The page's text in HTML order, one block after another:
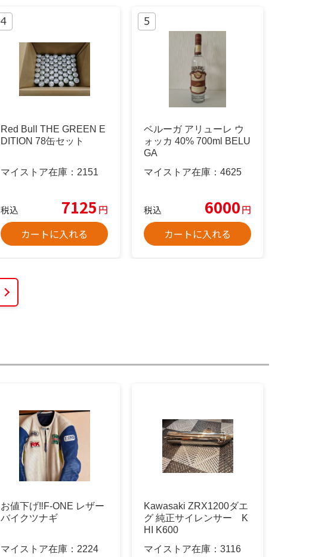
Red Bull THE GREEN E
DITION 78缶セット
マイストア在庫： 2151
税込 7125 円
カートに入れる
ベルーガ アリューレ ウ
ォッカ 40% 700ml BELU
GA
マイストア在庫： 4625
税込 6000円
カートに入れる
お値下げ‼️F-ONE レザー
バイクツナギ
マイストア在庫： 2224
Kawasaki ZRX1200ダエ
グ 純正サイレンサー K
HI K600
マイストア在庫： 3116